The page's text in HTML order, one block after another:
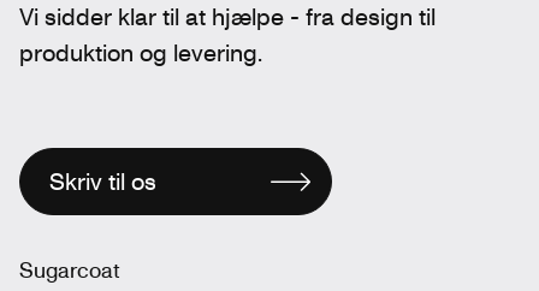
Vi sidder klar til at hjælpe - fra design til
produktion og levering.
Skriv til os
Sugarcoat